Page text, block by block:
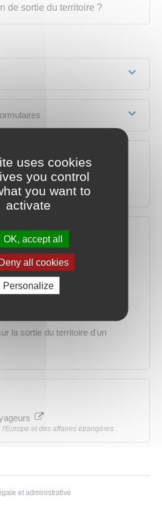
de sortie du territoire ?
!
un mineur français peut-il
?
- Élections
la sortie du territoire d'un
et des affaires étrangères
et administrative
uses cookies
you control
you want to
activate
OK, accept all
all cookies
Personalize